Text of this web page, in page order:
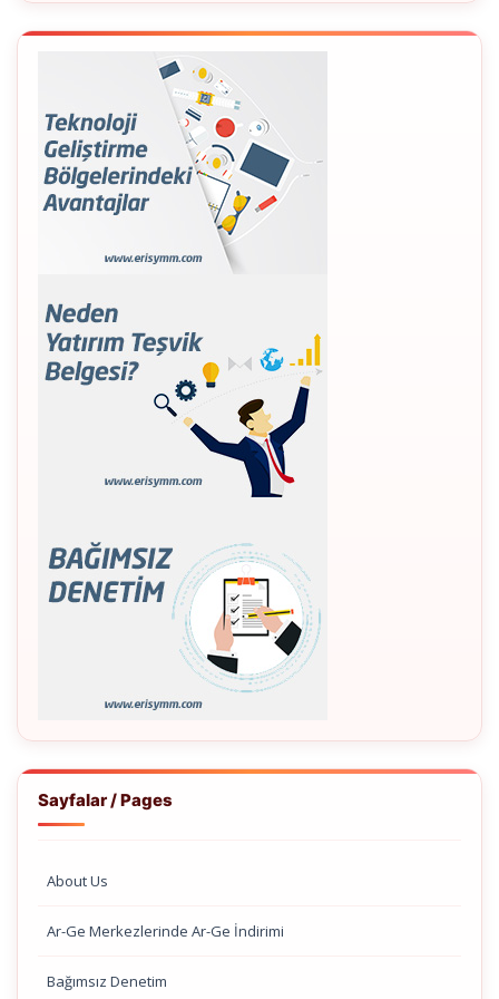
Sayfalar / Pages
About Us
Ar-Ge Merkezlerinde Ar-Ge İndirimi
Bağımsız Denetim